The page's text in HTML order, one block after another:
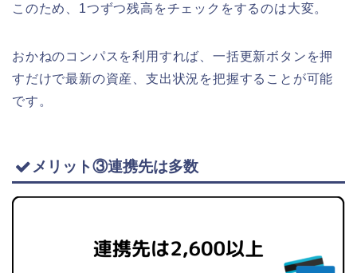
このため、1つずつ残高をチェックをするのは大変。
おかねのコンパスを利用すれば、一括更新ボタンを押
すだけで最新の資産、支出状況を把握することが可能
です。
メリット③連携先は多数